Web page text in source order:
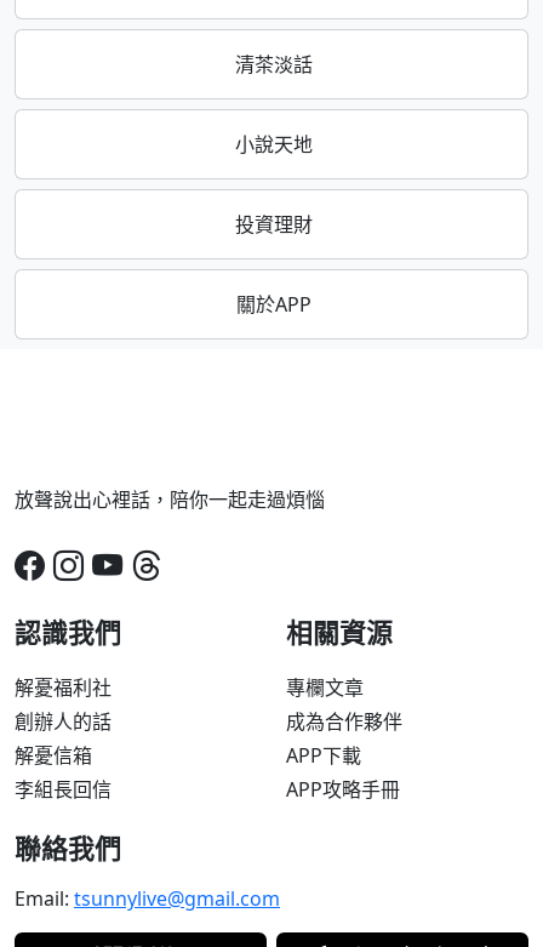
清茶淡話
小說天地
投資理財
關於APP
放聲說出心裡話，陪你一起走過煩惱
認識我們
解憂福利社
創辦人的話
解憂信箱
李組長回信
相關資源
專欄文章
成為合作夥伴
APP下載
APP攻略手冊
聯絡我們
Email: tsunnylive@gmail.com